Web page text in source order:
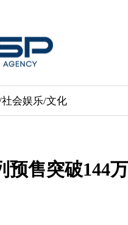
会娱乐/文化
预售突破144